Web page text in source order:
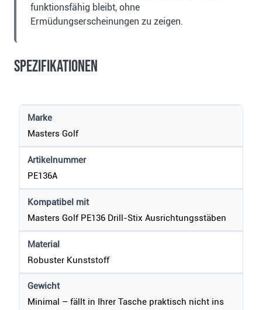
funktionsfähig bleibt, ohne
Ermüdungserscheinungen zu zeigen.
Spezifikationen
Marke
Masters Golf
Artikelnummer
PE136A
Kompatibel mit
Masters Golf PE136 Drill-Stix Ausrichtungsstäben
Material
Robuster Kunststoff
Gewicht
Minimal – fällt in Ihrer Tasche praktisch nicht ins